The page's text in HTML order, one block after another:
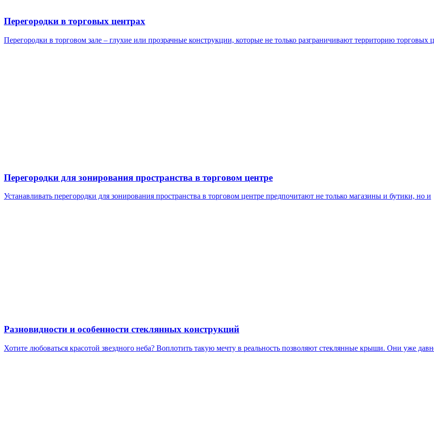
Перегородки в торговых центрах
Перегородки в торговом зале – глухие или прозрачные конструкции, которые не только разграничивают территорию торговых
Перегородки для зонирования пространства в торговом центре
Устанавливать перегородки для зонирования пространства в торговом центре предпочитают не только магазины и бутики, но и
Разновидности и особенности стеклянных конструкций
Хотите любоваться красотой звездного неба? Воплотить такую мечту в реальность позволяют стеклянные крыши. Они уже